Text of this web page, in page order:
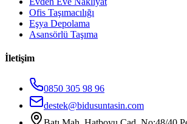
Ofis Taşımacılığı
Eşya Depolama
Asansörlü Taşıma
İletişim
0850 305 98 96
destek@bidusuntasin.com